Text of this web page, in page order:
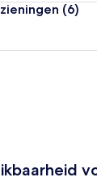
(6)